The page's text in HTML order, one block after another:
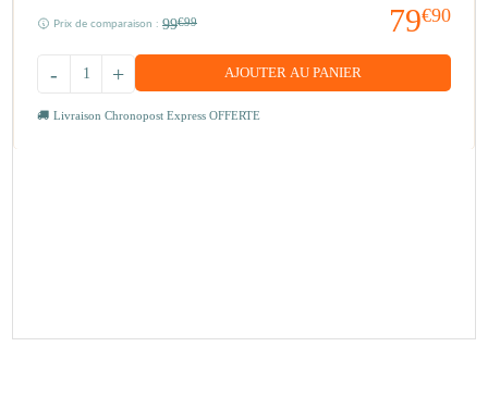
79€90
Prix de comparaison : 99€99
+
- AJOUTER AU PANIER
Livraison Chronopost Express OFFERTE